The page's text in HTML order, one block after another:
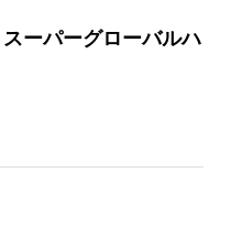
ーパーグローバルハ